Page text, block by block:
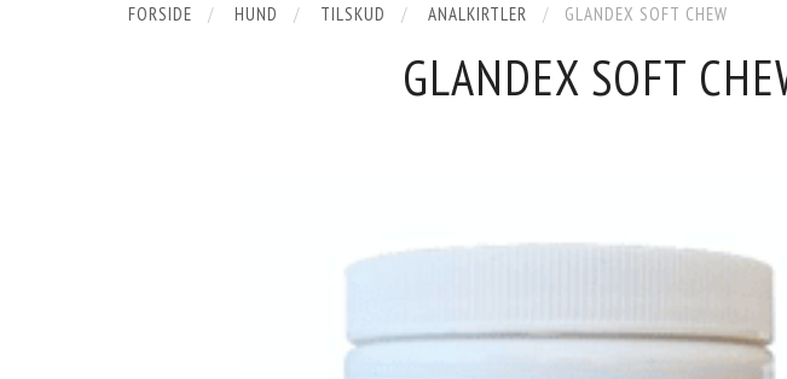
FORSIDE HUND TILSKUD ANALKIRTLER GLANDEX SOFT CHEW
GLANDEX SOFT